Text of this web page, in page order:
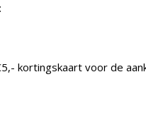
kortingskaart voor de